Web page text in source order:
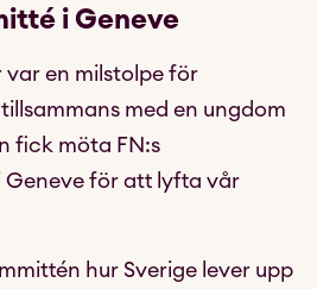
i Geneve
var en milstolpe för
med en ungdom
fick möta FN:s
Geneve för att lyfta vår
hur Sverige lever upp